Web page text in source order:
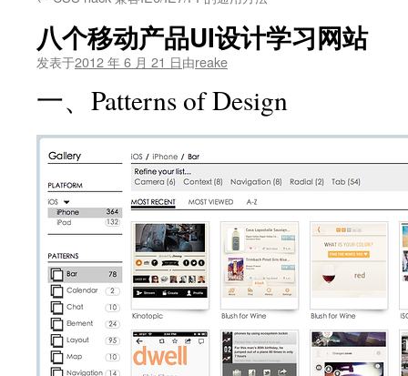
八个移动产品UI设计学习网站
发表于2012 年 6 月 21 日由reake
一、Patterns of Design